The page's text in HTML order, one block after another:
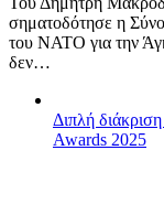
σηματοδότησε η
του ΝΑΤΟ για την
δεν…
Διπλή
Awards 2025